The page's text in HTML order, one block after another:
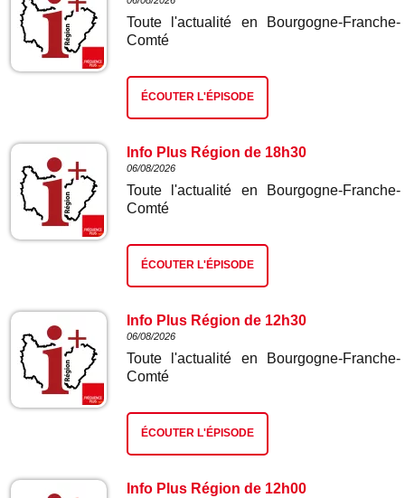
Toute l'actualité en Bourgogne-Franche-
Comté
ÉCOUTER L'ÉPISODE
Info Plus Région de 18h30
06/08/2026
Toute l'actualité en Bourgogne-Franche-
Comté
ÉCOUTER L'ÉPISODE
Info Plus Région de 12h30
06/08/2026
Toute l'actualité en Bourgogne-Franche-
Comté
ÉCOUTER L'ÉPISODE
Info Plus Région de 12h00